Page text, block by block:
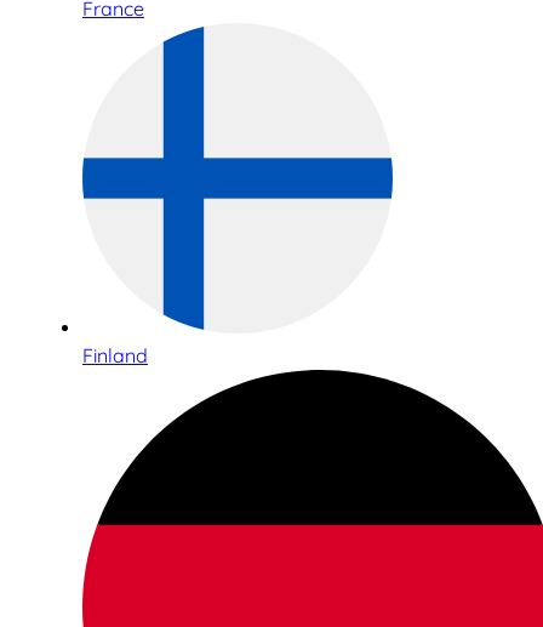
France
Finland